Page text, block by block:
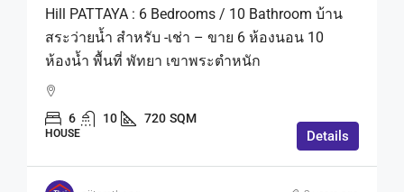
Hill PATTAYA : 6 Bedrooms / 10 Bathroom บ้าน
สระว่ายน้ำ สำหรับ -เช่า – ขาย 6 ห้องนอน 10
ห้องน้ำ พื้นที่ พัทยา เขาพระตำหนัก
6 10 720 SQM
HOUSE Details